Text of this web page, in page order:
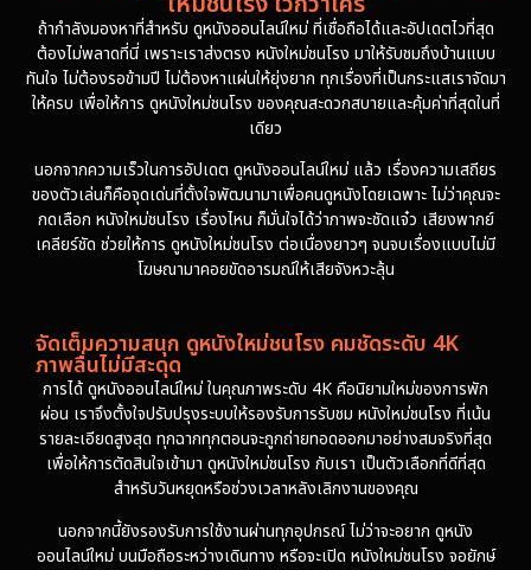
1981
1978
1974
ถ้ากำลังมองหาที่สำหรับ ดูหนังออนไลน์ใหม่ ที่เชื่อถือได้และอัปเดตไวที่สุด
ต้องไม่พลาดที่นี่ เพราะเราส่งตรง หนังใหม่ชนโรง มาให้รับชมถึงบ้านแบบ
ทันใจ ไม่ต้องรอข้ามปี ไม่ต้องหาแผ่นให้ยุ่งยาก ทุกเรื่องที่เป็นกระแสเราจัดมา
ให้ครบ เพื่อให้การ ดูหนังใหม่ชนโรง ของคุณสะดวกสบายและคุ้มค่าที่สุดในที่
เดียว
นอกจากความเร็วในการอัปเดต ดูหนังออนไลน์ใหม่ แล้ว เรื่องความเสถียร
ของตัวเล่นก็คือจุดเด่นที่ตั้งใจพัฒนามาเพื่อคนดูหนังโดยเฉพาะ ไม่ว่าคุณจะ
กดเลือก หนังใหม่ชนโรง เรื่องไหน ก็มั่นใจได้ว่าภาพจะชัดแจ๋ว เสียงพากย์
เคลียร์ชัด ช่วยให้การ ดูหนังใหม่ชนโรง ต่อเนื่องยาวๆ จนจบเรื่องแบบไม่มี
โฆษณามาคอยขัดอารมณ์ให้เสียจังหวะลุ้น
จัดเต็มความสนุก ดูหนังใหม่ชนโรง คมชัดระดับ 4K
ภาพลื่นไม่มีสะดุด
การได้ ดูหนังออนไลน์ใหม่ ในคุณภาพระดับ 4K คือนิยามใหม่ของการพัก
ผ่อน เราจึงตั้งใจปรับปรุงระบบให้รองรับการรับชม หนังใหม่ชนโรง ที่เน้น
รายละเอียดสูงสุด ทุกฉากทุกตอนจะถูกถ่ายทอดออกมาอย่างสมจริงที่สุด
เพื่อให้การตัดสินใจเข้ามา ดูหนังใหม่ชนโรง กับเรา เป็นตัวเลือกที่ดีที่สุด
สำหรับวันหยุดหรือช่วงเวลาหลังเลิกงานของคุณ
นอกจากนี้ยังรองรับการใช้งานผ่านทุกอุปกรณ์ ไม่ว่าจะอยาก ดูหนัง
ออนไลน์ใหม่ บนมือถือระหว่างเดินทาง หรือจะเปิด หนังใหม่ชนโรง จอยักษ์